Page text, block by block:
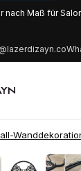
nach Maß für